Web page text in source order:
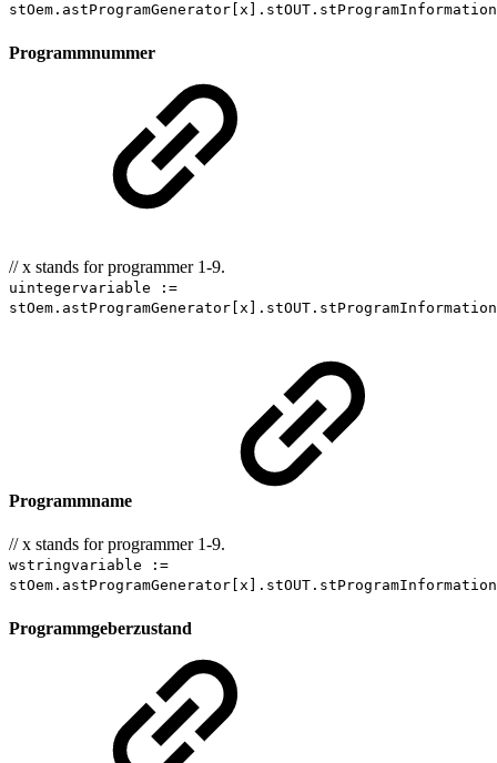
Programmnummer
// x stands for programmer 1-9.
uintegervariable :=
Programmname
// x stands for programmer 1-9.
wstringvariable :=
Programmgeberzustand